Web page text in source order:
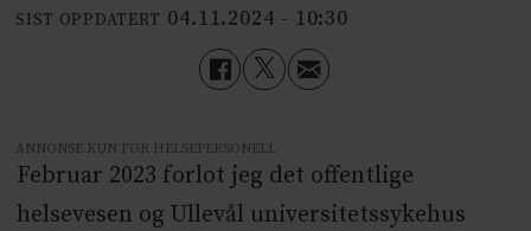
SIST OPPDATERT 04.11.2024 - 10:30
ANNONSE KUN FOR HELSEPERSONELL
Februar 2023 forlot jeg det offentlige
helsevesen og Ullevål universitetssykehus